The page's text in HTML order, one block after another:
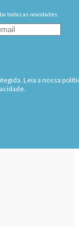
todas as novidades.
Leia a nossa